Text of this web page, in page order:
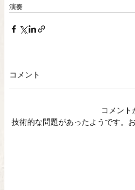
演奏
コメント
コメント
技術的な問題があったようです。